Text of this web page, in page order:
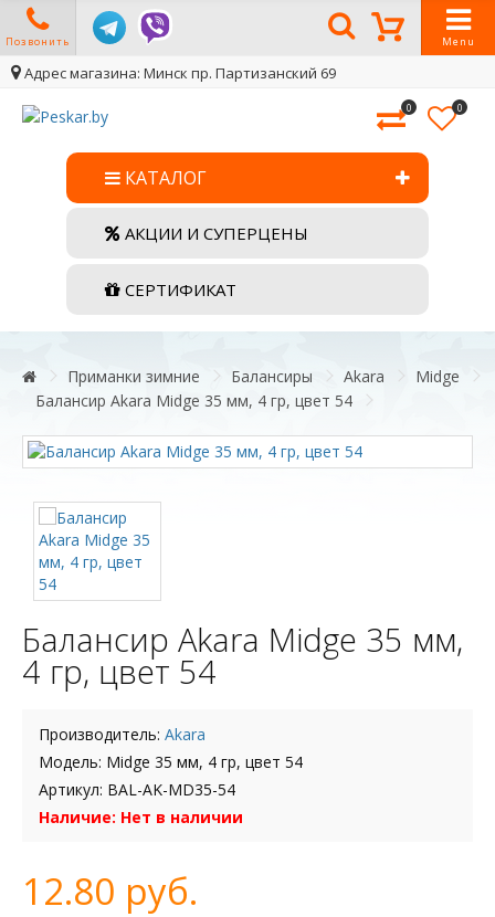
Позвонить Menu
Адрес магазина: Минск пр. Партизанский 69
0 0
КАТАЛОГ
АКЦИИ И СУПЕРЦЕНЫ
СЕРТИФИКАТ
Приманки зимние Балансиры Akara
Midge
Балансир Akara Midge 35 мм, 4 гр, цвет 54
Балансир Akara Midge 35 мм,
4 гр, цвет 54
Производитель: Akara
Модель: Midge 35 мм, 4 гр, цвет 54
Артикул: BAL-AK-MD35-54
Наличие: Нет в наличии
12.80 руб.